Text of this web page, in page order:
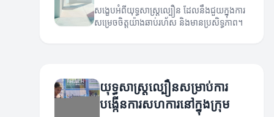
សង្ខេបអំពីយុទ្ធសាស្ត្រល្បឿន ដែលនឹងជួយក្នុងការ
សម្រេចចិត្តយ៉ាងឆាប់រហ័ស និងមានប្រសិទ្ធភាព។
យុទ្ធសាស្ត្រល្បឿនសម្រាប់ការ
បង្កើនការសហការនៅក្នុងក្រុម